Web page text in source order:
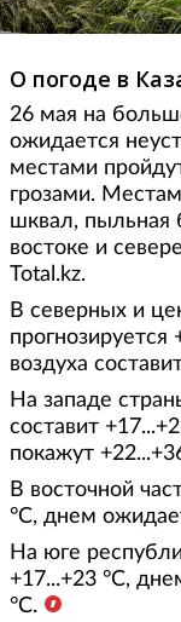
О погоде в
26 мая на
ожидается
местами
грозами.
шквал, пыльная
востоке и
Total.kz.
В северных и
прогнозируется
воздуха
На западе
составит
покажут
В восточной
°С, днем
На юге
+17...+23 °С,
°С.